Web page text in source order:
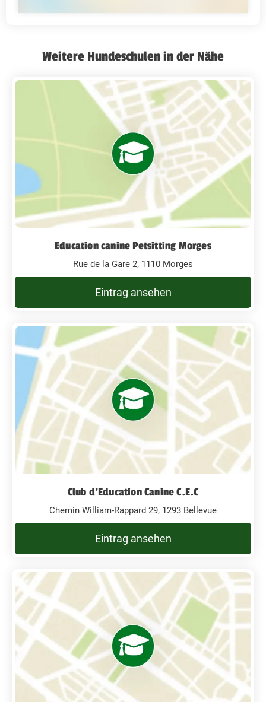
Weitere Hundeschulen in der Nähe
Education canine Petsitting Morges
Rue de la Gare 2, 1110 Morges
Eintrag ansehen
Club d'Education Canine C.E.C
Chemin William-Rappard 29, 1293 Bellevue
Eintrag ansehen